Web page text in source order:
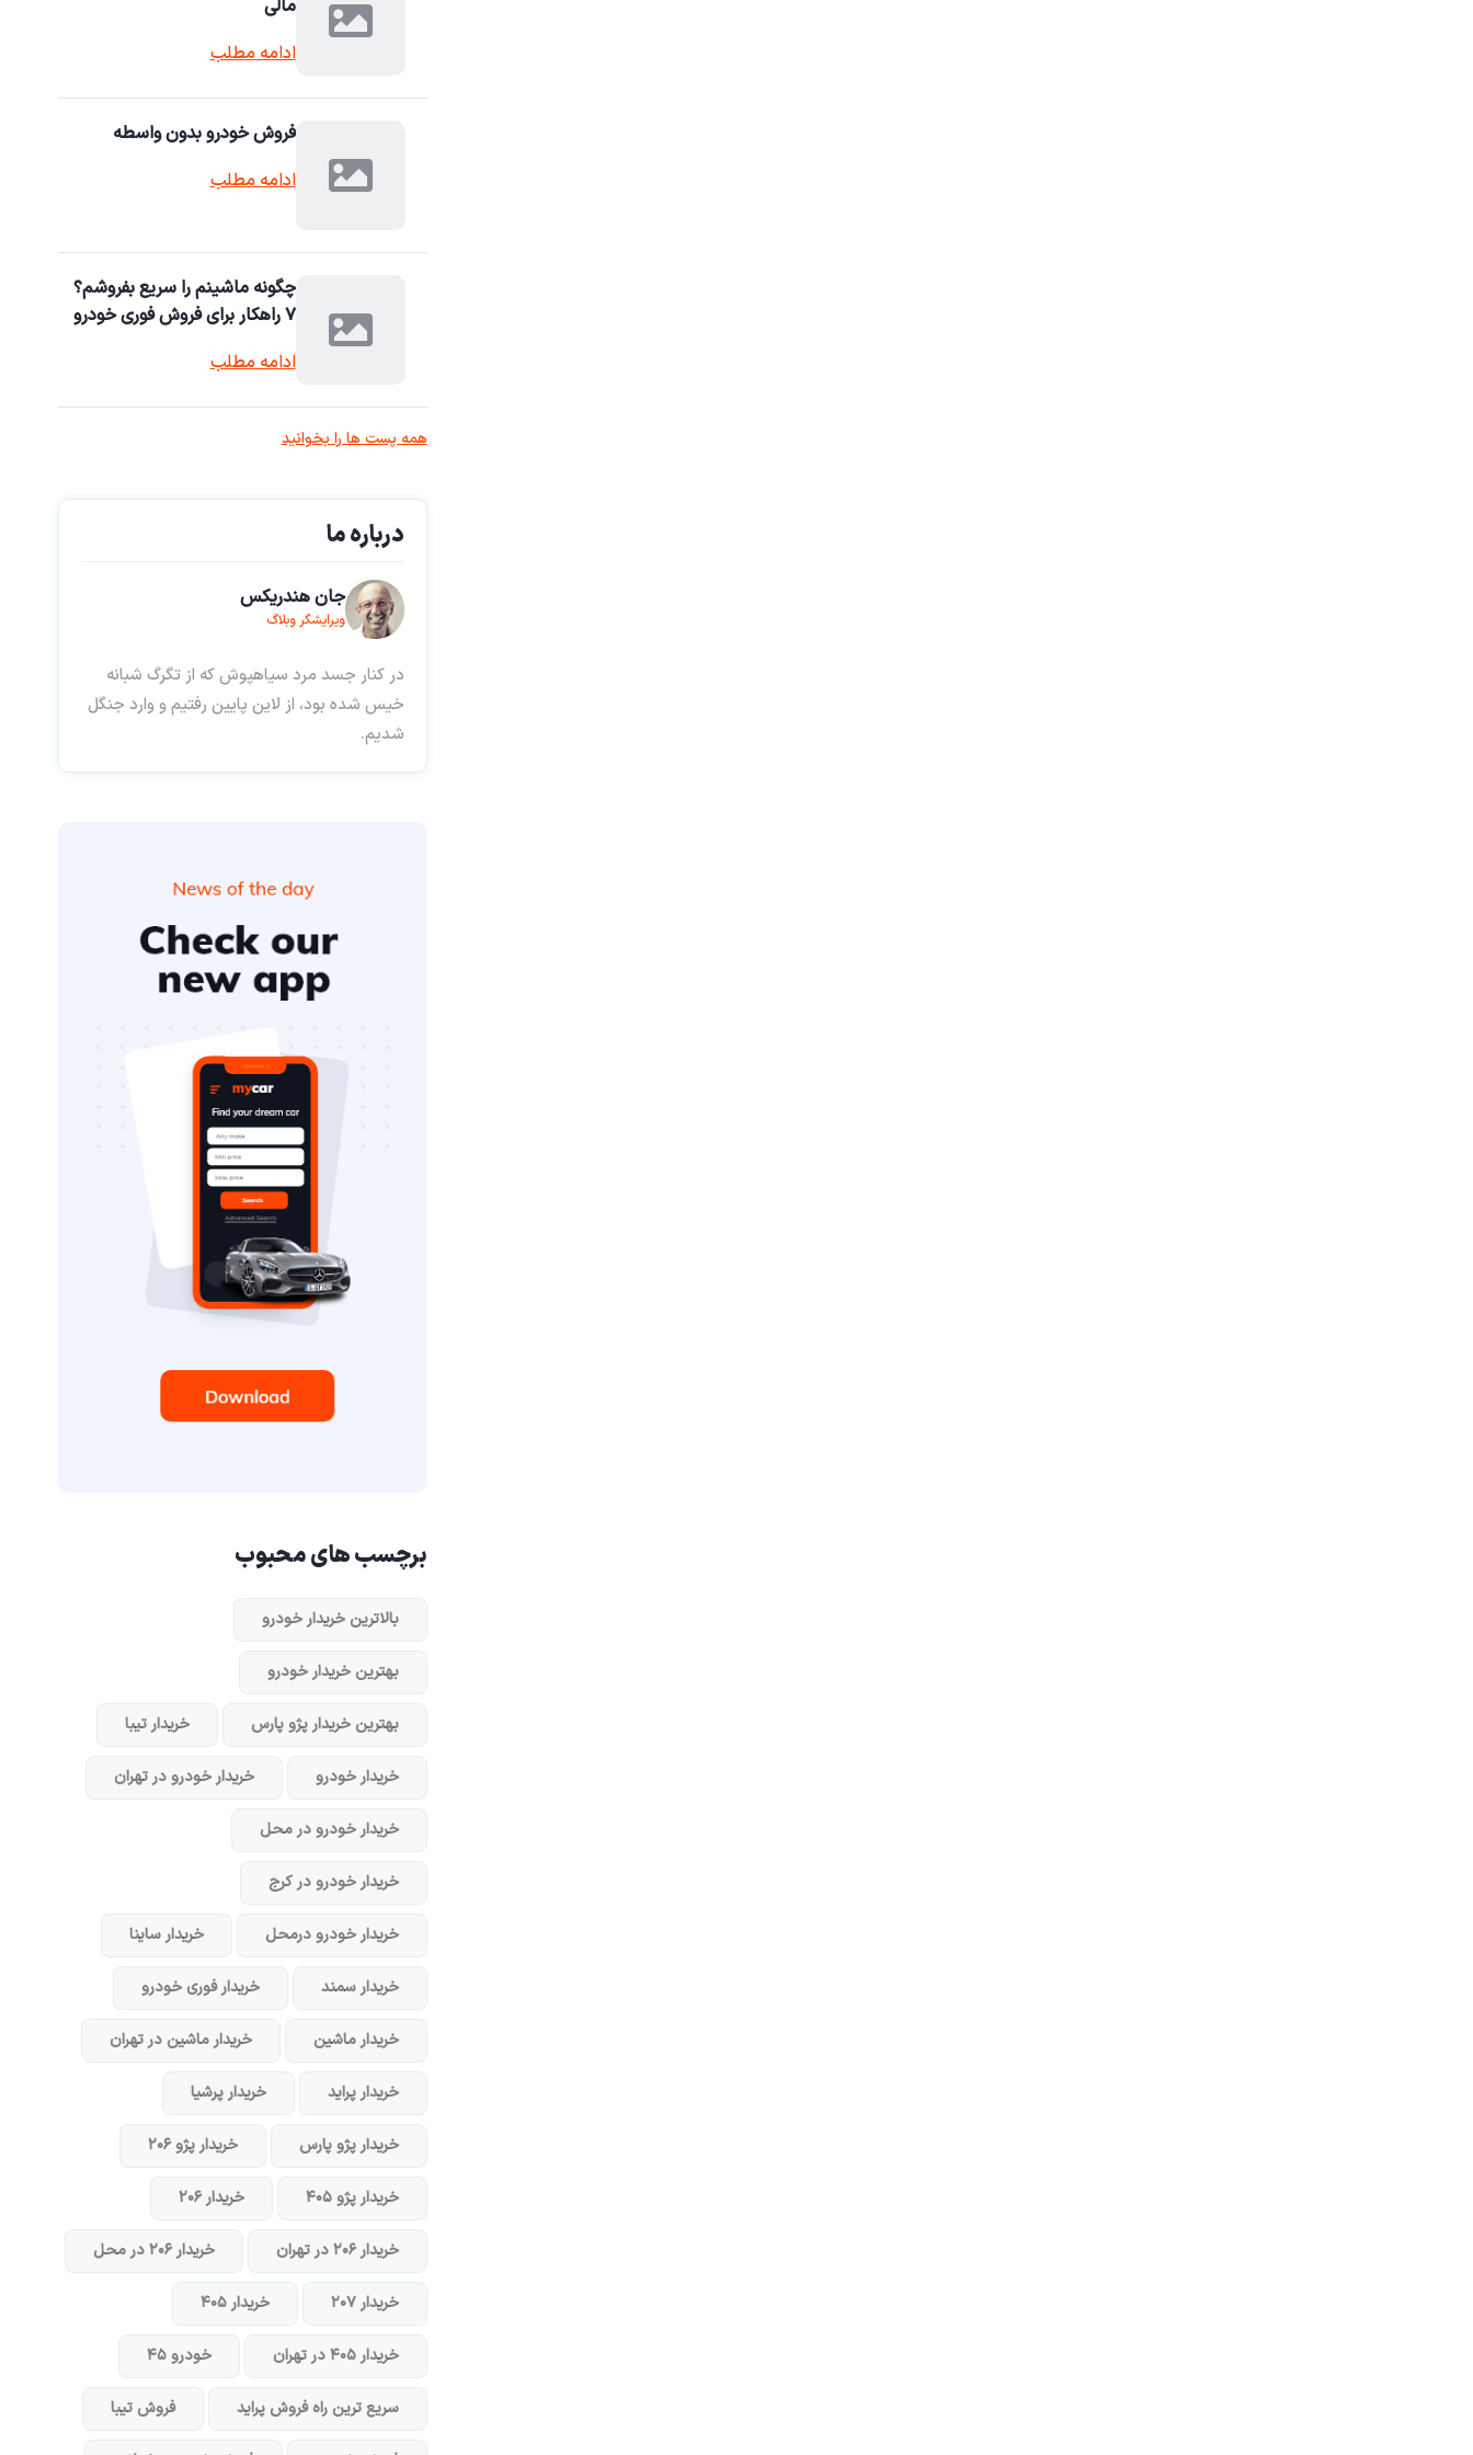
مالی
ادامه مطلب
فروش خودرو بدون واسطه
ادامه مطلب
چگونه ماشینم را سریع بفروشم؟
۷ راهکار برای فروش فوری خودرو
ادامه مطلب
همه پست ها را بخوانید
درباره ما
جان هندریکس
ویرایشگر وبلاگ
در کنار جسد مرد سیاهپوش که از تگرگ شبانه
خیس شده بود، از لاین پایین رفتیم و وارد جنگل
شدیم.
برچسب های محبوب
بالاترین خریدار خودرو
بهترین خریدار خودرو
بهترین خریدار پژو پارس خریدار تیبا
خریدار خودرو خریدار خودرو در تهران
خریدار خودرو در محل
خریدار خودرو در کرج
خریدار خودرو در‌محل خریدار ساینا
خریدار سمند خریدار فوری خودرو
خریدار ماشین خریدار ماشین در تهران
خریدار پراید خریدار پرشیا
خریدار پژو پارس خریدار پژو ۲۰۶
خریدار پژو ۴۰۵ خریدار ۲۰۶
خریدار ۲۰۶ در تهران خریدار ۲۰۶ در محل
خریدار ۲۰۷ خریدار ۴۰۵
خریدار ۴۰۵ در تهران خودرو ۴۵
سریع ترین راه فروش پراید فروش تیبا